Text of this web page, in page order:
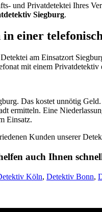
und Privatdetektei Ihres
Siegburg.
einer
am Einsatzort
mit einem
Das kostet unnötig
ermitteln. Eine
Einsatz.
Kunden unserer
auch Ihnen
Köln, Detektiv Bonn,